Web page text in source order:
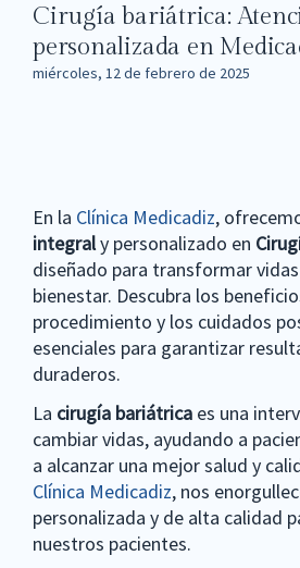
Cirugía bariátrica:
personalizada en
miércoles, 12 de febrero de 2025
En la Clínica Medicadiz,
integraly personalizado en
diseñado para transformar
bienestar. Descubra los
procedimiento y los cuidados
esenciales para garantizar
duraderos.
La cirugía bariátrica es una
cambiar vidas, ayudando a
a alcanzar una mejor salud y
Clínica Medicadiz, nos
personalizada y de alta calidad
nuestros pacientes.